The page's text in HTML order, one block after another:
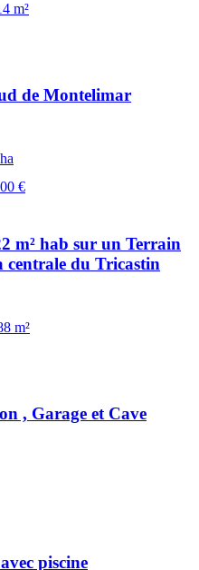
m²
de Montelimar
€
m² hab sur un Terrain
centrale du Tricastin
m²
, Garage et Cave
piscine